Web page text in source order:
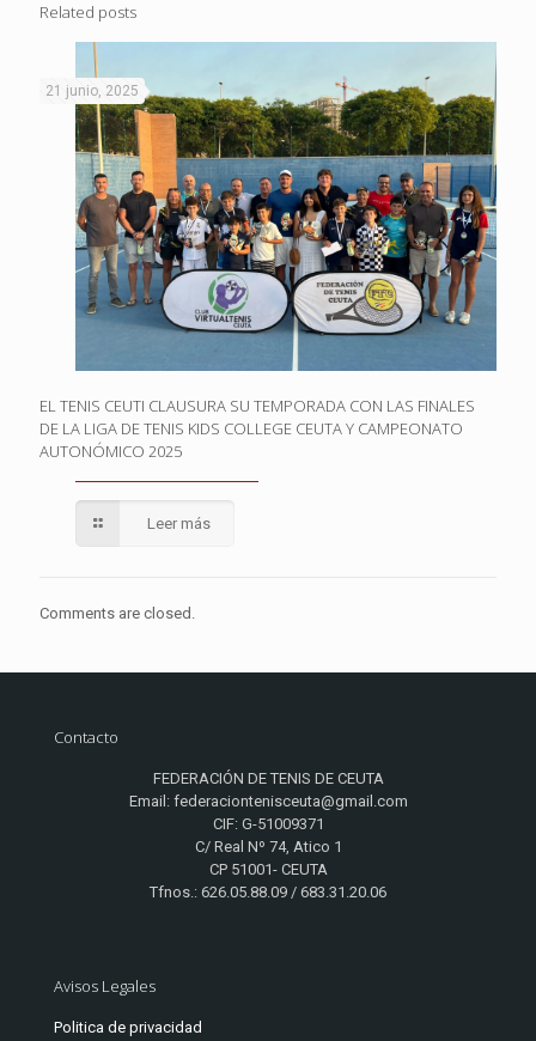
Related posts
21 junio, 2025
EL TENIS CEUTI CLAUSURA SU TEMPORADA CON LAS FINALES
DE LA LIGA DE TENIS KIDS COLLEGE CEUTA Y CAMPEONATO
AUTONÓMICO 2025
Leer más
Comments are closed.
Contacto
FEDERACIÓN DE TENIS DE CEUTA
Email: federaciontenisceuta@gmail.com
CIF: G-51009371
C/ Real Nº 74, Atico 1
CP 51001- CEUTA
Tfnos.: 626.05.88.09 / 683.31.20.06
Avisos Legales
Politica de privacidad